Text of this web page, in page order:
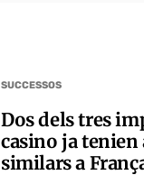
SUCCESSOS
Dos dels tres
casino ja tenien
similars a